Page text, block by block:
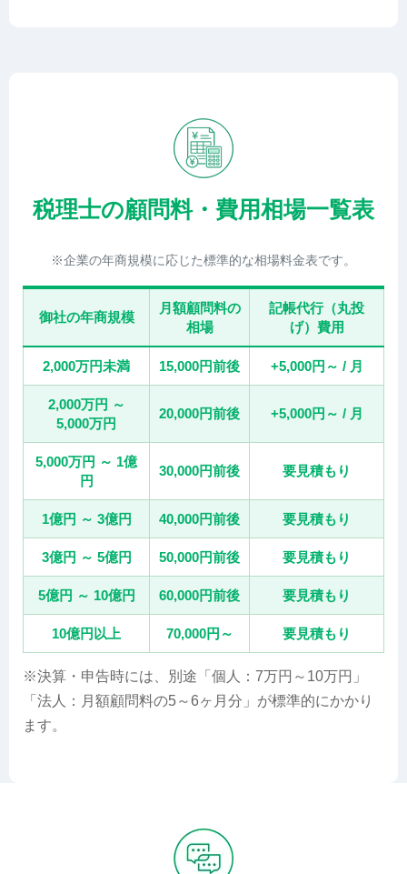
税理士の顧問料・費用相場一覧表
※企業の年商規模に応じた標準的な相場料金表です。
御社の年商規模
月額顧問料の
相場
記帳代行（丸投
げ）費用
2,000万円未満 15,000円前後 +5,000円～ / 月
2,000万円 ～
5,000万円
20,000円前後 +5,000円～ / 月
5,000万円 ～ 1億
円
30,000円前後 要見積もり
1億円 ～ 3億円 40,000円前後 要見積もり
3億円 ～ 5億円 50,000円前後 要見積もり
5億円 ～ 10億円 60,000円前後 要見積もり
10億円以上 70,000円～ 要見積もり
※決算・申告時には、別途「個人：7万円～10万円」
「法人：月額顧問料の5～6ヶ月分」が標準的にかかり
ます。